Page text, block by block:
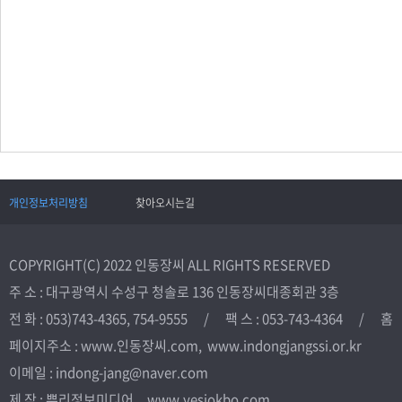
개인정보처리방침 찾아오시는길
COPYRIGHT(C) 2022 인동장씨 ALL RIGHTS RESERVED
주 소 : 대구광역시 수성구 청솔로 136 인동장씨대종회관 3층
전 화 : 053)743-4365, 754-9555 / 팩 스 : 053-743-4364 / 홈
페이지주소 : www.인동장씨.com, www.indongjangssi.or.kr
이메일 : indong-jang@naver.com